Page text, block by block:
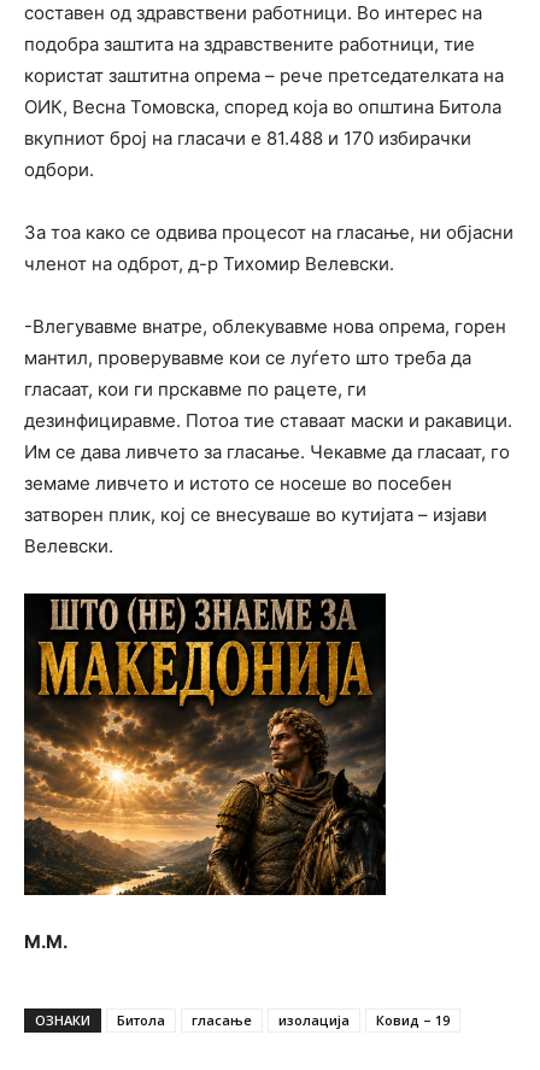
составен од здравствени работници. Во интерес на
подобра заштита на здравствените работници, тие
користат заштитна опрема – рече претседателката на
ОИК, Весна Томовска, според која во општина Битола
вкупниот број на гласачи е 81.488 и 170 избирачки
одбори.
За тоа како се одвива процесот на гласање, ни објасни
членот на одброт, д-р Тихомир Велевски.
-Влегувавме внатре, облекувавме нова опрема, горен
мантил, проверувавме кои се луѓето што треба да
гласаат, кои ги прскавме по рацете, ги
дезинфициравме. Потоа тие ставаат маски и ракавици.
Им се дава ливчето за гласање. Чекавме да гласаат, го
земаме ливчето и истото се носеше во посебен
затворен плик, кој се внесуваше во кутијата – изјави
Велевски.
М.М.
ОЗНАКИ Битола гласање изолација Ковид – 19